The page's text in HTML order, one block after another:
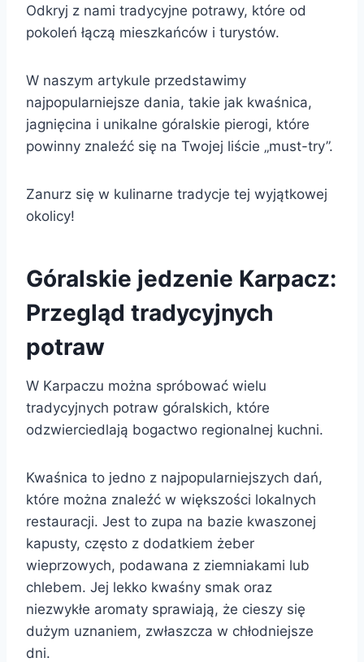
Odkryj z nami tradycyjne potrawy, które od
pokoleń łączą mieszkańców i turystów.
W naszym artykule przedstawimy
najpopularniejsze dania, takie jak kwaśnica,
jagnięcina i unikalne góralskie pierogi, które
powinny znaleźć się na Twojej liście „must-try”.
Zanurz się w kulinarne tradycje tej wyjątkowej
okolicy!
Góralskie jedzenie Karpacz:
Przegląd tradycyjnych
potraw
W Karpaczu można spróbować wielu
tradycyjnych potraw góralskich, które
odzwierciedlają bogactwo regionalnej kuchni.
Kwaśnica to jedno z najpopularniejszych dań,
które można znaleźć w większości lokalnych
restauracji. Jest to zupa na bazie kwaszonej
kapusty, często z dodatkiem żeber
wieprzowych, podawana z ziemniakami lub
chlebem. Jej lekko kwaśny smak oraz
niezwykłe aromaty sprawiają, że cieszy się
dużym uznaniem, zwłaszcza w chłodniejsze
dni.